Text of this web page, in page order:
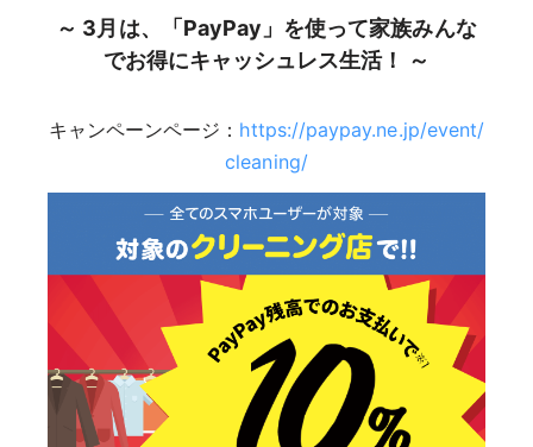
～ 3月は、「PayPay」を使って家族みんな
でお得にキャッシュレス生活！ ～
キャンペーンページ： https://paypay.ne.jp/event/
cleaning/